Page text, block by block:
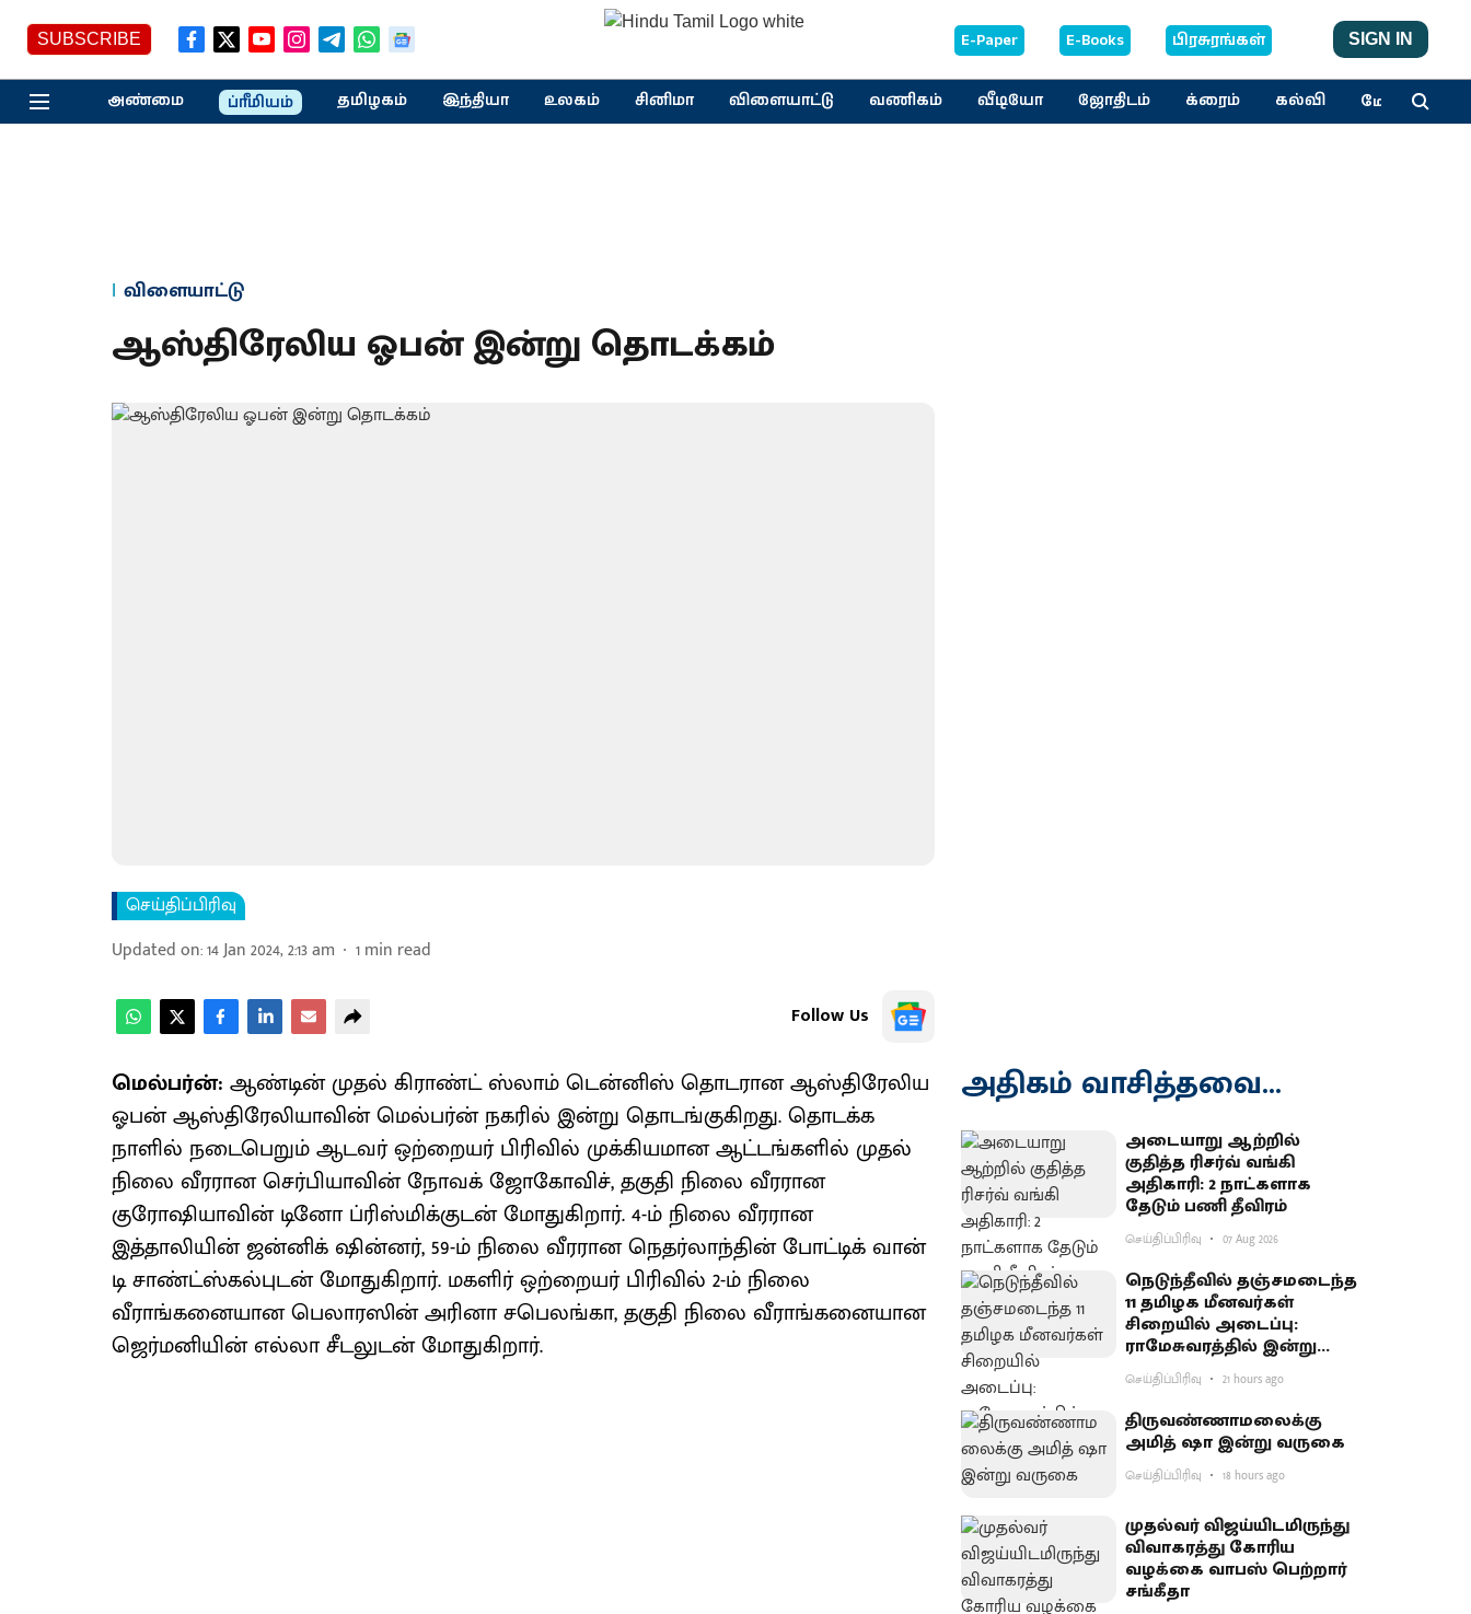
SUBSCRIBE E-Paper E-Books பிரசுரங்கள் SIGN IN
அண்மை ப்ரீமியம் தமிழகம் இந்தியா உலகம் சினிமா விளையாட்டு வணிகம் வீடியோ ஜோதிடம் க்ரைம் கல்வி மேலும்
விளையாட்டு
ஆஸ்திரேலிய ஓபன் இன்று தொடக்கம்
செய்திப்பிரிவு
Updated on:14 Jan 2024, 2:13 am 1min read
Follow Us
மெல்பர்ன்: ஆண்டின் முதல் கிராண்ட் ஸ்லாம் டென்னிஸ் தொடரான ஆஸ்திரேலிய
ஓபன் ஆஸ்திரேலியாவின் மெல்பர்ன் நகரில் இன்று தொடங்குகிறது. தொடக்க
நாளில் நடைபெறும் ஆடவர் ஒற்றையர் பிரிவில் முக்கியமான ஆட்டங்களில் முதல்
நிலை வீரரான செர்பியாவின் நோவக் ஜோகோவிச், தகுதி நிலை வீரரான
குரோஷியாவின் டினோ ப்ரிஸ்மிக்குடன் மோதுகிறார். 4-ம் நிலை வீரரான
இத்தாலியின் ஜன்னிக் ஷின்னர், 59-ம் நிலை வீரரான நெதர்லாந்தின் போட்டிக் வான்
டி சாண்ட்ஸ்கல்புடன் மோதுகிறார். மகளிர் ஒற்றையர் பிரிவில் 2-ம் நிலை
வீராங்கனையான பெலாரஸின் அரினா சபெலங்கா, தகுதி நிலை வீராங்கனையான
ஜெர்மனியின் எல்லா சீடலுடன் மோதுகிறார்.
அதிகம் வாசித்தவை...
அடையாறு ஆற்றில்
குதித்த ரிசர்வ் வங்கி
அதிகாரி: 2 நாட்களாக
தேடும் பணி தீவிரம்
செய்திப்பிரிவு 07 Aug 2026
நெடுந்தீவில் தஞ்சமடைந்த
11 தமிழக மீனவர்கள்
சிறையில் அடைப்பு:
ராமேசுவரத்தில் இன்று
வேலைநிறுத்தம்
செய்திப்பிரிவு 21 hours ago
திருவண்ணாமலைக்கு
அமித் ஷா இன்று வருகை
செய்திப்பிரிவு 18 hours ago
முதல்வர் விஜய்யிடமிருந்து
விவாகரத்து கோரிய
வழக்கை வாபஸ் பெற்றார்
சங்கீதா